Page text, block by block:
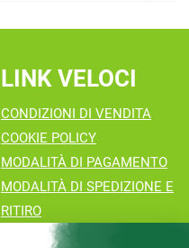
LINK VELOCI
CONDIZIONI DI VENDITA
COOKIE POLICY
MODALITÀ DI PAGAMENTO
MODALITÀ DI SPEDIZIONE E
RITIRO